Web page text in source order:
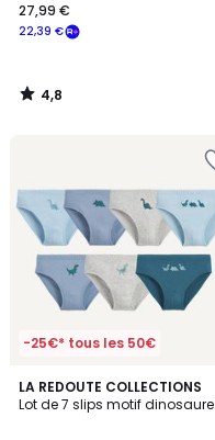
22,39 €
27,99 €
4,8
/
-25€* tous les 50€
LA REDOUTE COLLECTIONS
Lot de 7 slips motif dinosaure